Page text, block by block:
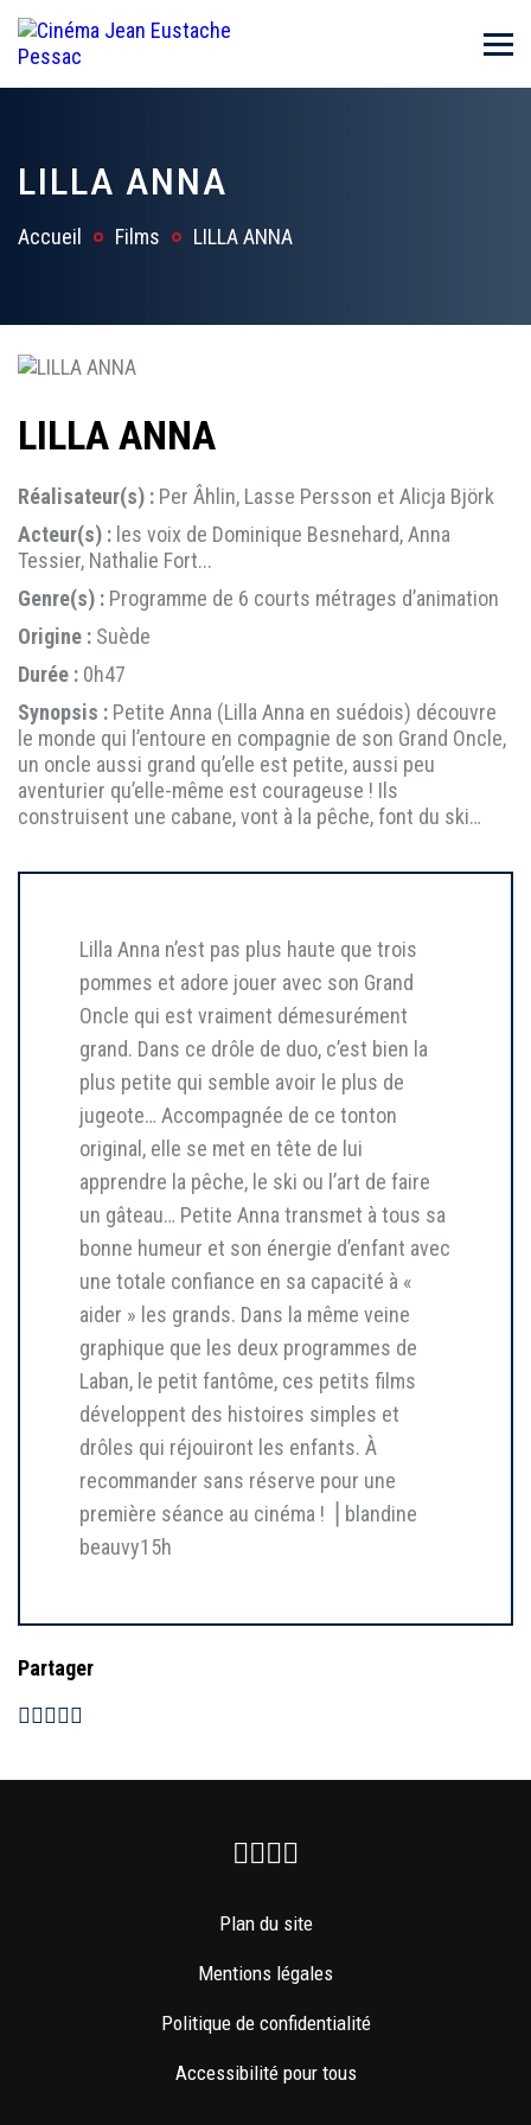
LILLA ANNA
Accueil Films LILLA ANNA
LILLA ANNA
Réalisateur(s) : Per Âhlin, Lasse Persson et Alicja Björk
Acteur(s) : les voix de Dominique Besnehard, Anna
Tessier, Nathalie Fort...
Genre(s) : Programme de 6 courts métrages d’animation
Origine : Suède
Durée : 0h47
Synopsis : Petite Anna (Lilla Anna en suédois) découvre
le monde qui l’entoure en compagnie de son Grand Oncle,
un oncle aussi grand qu’elle est petite, aussi peu
aventurier qu’elle-même est courageuse ! Ils
construisent une cabane, vont à la pêche, font du ski…
Lilla Anna n’est pas plus haute que trois
pommes et adore jouer avec son Grand
Oncle qui est vraiment démesurément
grand. Dans ce drôle de duo, c’est bien la
plus petite qui semble avoir le plus de
jugeote… Accompagnée de ce tonton
original, elle se met en tête de lui
apprendre la pêche, le ski ou l’art de faire
un gâteau… Petite Anna transmet à tous sa
bonne humeur et son énergie d’enfant avec
une totale confiance en sa capacité à «
aider » les grands. Dans la même veine
graphique que les deux programmes de
Laban, le petit fantôme, ces petits films
développent des histoires simples et
drôles qui réjouiront les enfants. À
recommander sans réserve pour une
première séance au cinéma ! ⎥ blandine
beauvy15h
Partager
Facebook
Instagram
Youtube
Plan du site
Mentions légales
Politique de confidentialité
Accessibilité pour tous